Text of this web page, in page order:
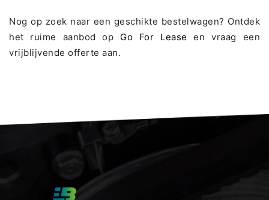
Nog op zoek naar een geschikte bestelwagen? Ontdek
het ruime aanbod op Go For Lease en vraag een
vrijblijvende offerte aan.